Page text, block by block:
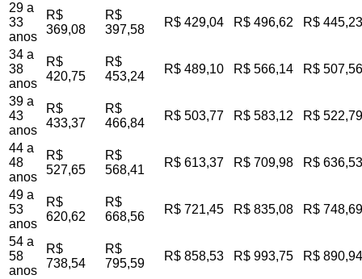
29 a
33
anos
R$
369,08
R$
397,58
R$ 429,04 R$ 496,62 R$ 445,23
34 a
38
anos
R$
420,75
R$
453,24
R$ 489,10 R$ 566,14 R$ 507,56
39 a
43
anos
R$
433,37
R$
466,84
R$ 503,77 R$ 583,12 R$ 522,79
44 a
48
anos
R$
527,65
R$
568,41
R$ 613,37 R$ 709,98 R$ 636,53
49 a
53
anos
R$
620,62
R$
668,56
R$ 721,45 R$ 835,08 R$ 748,69
54 a
58
anos
R$
738,54
R$
795,59
R$ 858,53 R$ 993,75 R$ 890,94